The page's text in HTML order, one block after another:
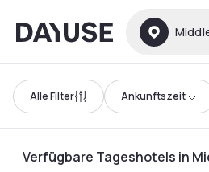
Dayuse
Alle Filter Ankunftszeit
Verfügbare Tageshotels in